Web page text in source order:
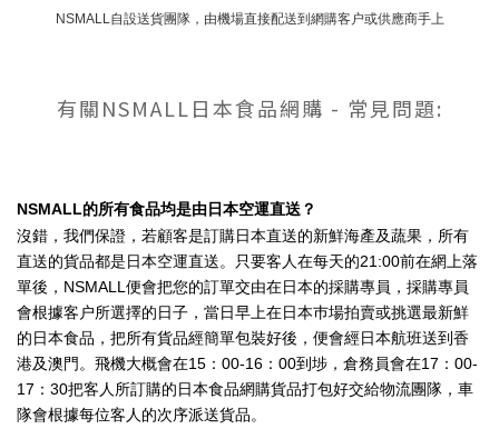
NSMALL自設送貨團隊， 由機場直接配送到網購客户或供應商手上
有關NSMALL日本食品網購 - 常見問題:
NSMALL的所有食品均是由日本空運直送？
沒錯，我們保證，若顧客是訂購日本直送的新鮮海產及蔬果，所有
直送的貨品都是日本空運直送。只要客人在每天的21:00前在網上落
單後，NSMALL便會把您的訂單交由在日本的採購專員，採購專員
會根據客户所選擇的日子，當日早上在日本巿場拍賣或挑選最新鮮
的日本食品，把所有貨品經簡單包裝好後，便會經日本航班送到香
港及澳門。飛機大概會在15：00-16：00到埗，倉務員會在17：00-
17：30把客人所訂購的日本食品網購貨品打包好交給物流團隊，車
隊會根據每位客人的次序派送貨品。